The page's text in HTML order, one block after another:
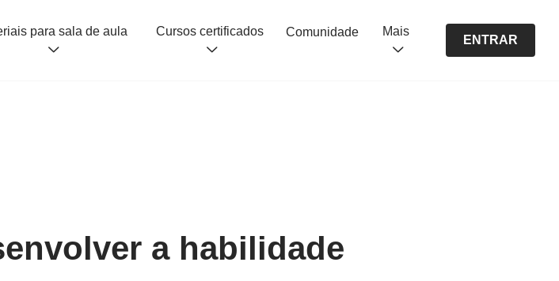
para sala de aula Cursos certificados Comunidade Mais
ENTRAR
a habilidade